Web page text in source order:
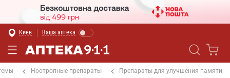
Киев Ваша аптека
Ноотропные препараты Препараты для улучшения памяти